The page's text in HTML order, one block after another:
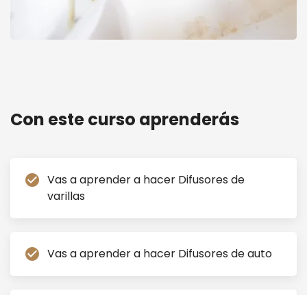
Con este curso aprenderás
check_circle Vas a aprender a hacer Difusores de
varillas
check_circle Vas a aprender a hacer Difusores de auto